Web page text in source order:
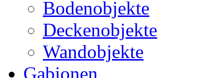
Bodenobjekte
Deckenobjekte
Wandobjekte
Gabionen